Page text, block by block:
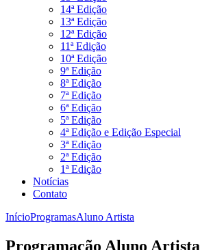
14ª Edição
13ª Edição
12ª Edição
11ª Edição
10ª Edição
9ª Edição
8ª Edição
7ª Edição
6ª Edição
5ª Edição
4ª Edição e Edição Especial
3ª Edição
2ª Edição
1ª Edição
Notícias
Contato
InícioProgramasAluno Artista
Programação Aluno Artista